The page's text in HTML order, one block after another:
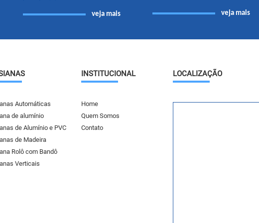
veja mais veja mais
Automáticas
de alumínio
de Alumínio e PVC
de Madeira
Rolô com Bandô
Verticais
INSTITUCIONAL
Home
Quem Somos
Contato
LOCALIZAÇÃO